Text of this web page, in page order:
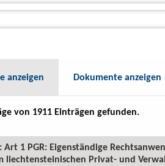
anzeigen Dokumente anzeigen
von 1911 Einträgen gefunden.
Art 1 PGR: Eigenständige
liechtensteinischen Privat- und